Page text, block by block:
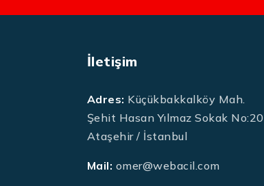
İletişim
Adres: Küçükbakkalköy Mah.
Şehit Hasan Yılmaz Sokak No:20
Ataşehir / İstanbul
Mail: omer@webacil.com